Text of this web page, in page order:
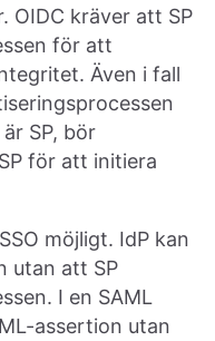
OIDC kräver att SP
för att
Även i fall
SP, bör
för att initiera
möjligt. IdP kan
utan att SP
I en SAML
assertion utan